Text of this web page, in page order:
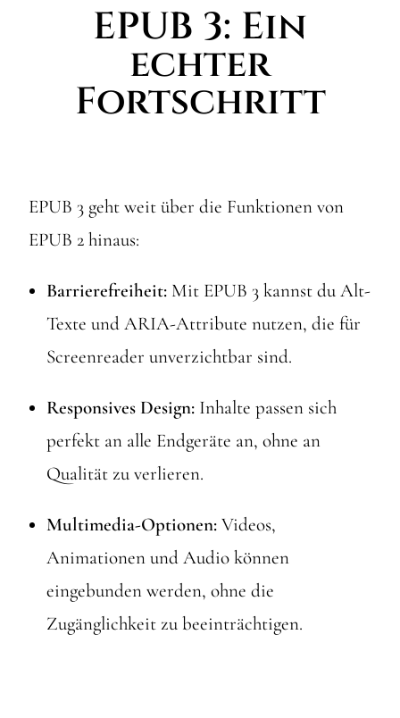
EPUB 3: Ein
echter
Fortschritt
EPUB 3 geht weit über die Funktionen von
EPUB 2 hinaus:
Barrierefreiheit: Mit EPUB 3 kannst du Alt-
Texte und ARIA-Attribute nutzen, die für
Screenreader unverzichtbar sind.
Responsives Design: Inhalte passen sich
perfekt an alle Endgeräte an, ohne an
Qualität zu verlieren.
Multimedia-Optionen: Videos,
Animationen und Audio können
eingebunden werden, ohne die
Zugänglichkeit zu beeinträchtigen.